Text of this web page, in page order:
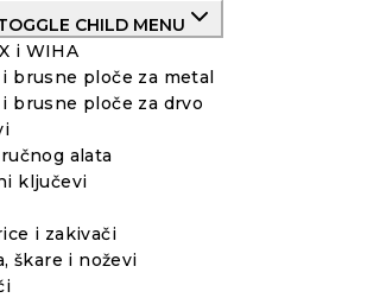
CHILD MENU
i WIHA
i brusne ploče za metal
brusne ploče za drvo
alata
ključevi
i zakivači
škare i noževi